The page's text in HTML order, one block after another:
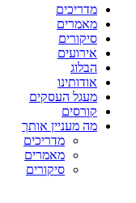
מדריכים
מאמרים
סיקורים
אירועים
הבלוג
אודותינו
מעגל העסקים
קורסים
מה מעניין אותך
מדריכים
מאמרים
סיקורים